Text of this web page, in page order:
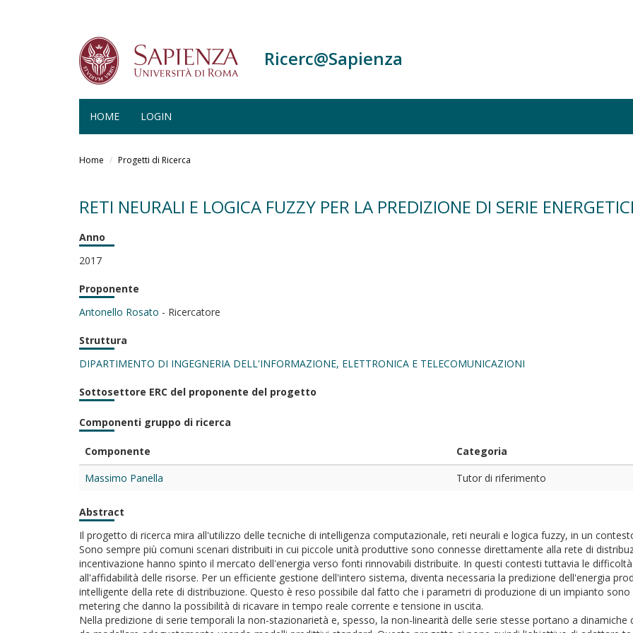
Ricerc@Sapienza
HOME LOGIN
Home Progetti di Ricerca
RETI NEURALI E LOGICA FUZZY PER LA PREDIZIONE DI SERIE
Anno
2017
Proponente
Antonello Rosato - Ricercatore
Struttura
DIPARTIMENTO DI INGEGNERIA DELL'INFORMAZIONE, ELETTRONICA E TELECOMUNICAZIONI
Sottosettore ERC del proponente del progetto
Componenti gruppo di ricerca
Componente
Categoria
Massimo Panella
Tutor di riferimento
Abstract
Il progetto di ricerca mira all'utilizzo delle tecniche di intelligenza computazionale, reti neurali e logica fuzzy, in un
Sono sempre più comuni scenari distribuiti in cui piccole unità produttive sono connesse direttamente alla rete di
incentivazione hanno spinto il mercato dell'energia verso fonti rinnovabili distribuite. In questi contesti tuttavia le
all'affidabilità delle risorse. Per un efficiente gestione dell'intero sistema, diventa necessaria la predizione dell'energia
intelligente della rete di distribuzione. Questo è reso possibile dal fatto che i parametri di produzione di un impianto
metering che danno la possibilità di ricavare in tempo reale corrente e tensione in uscita.
Nella predizione di serie temporali la non-stazionarietà e, spesso, la non-linearità delle serie stesse portano a